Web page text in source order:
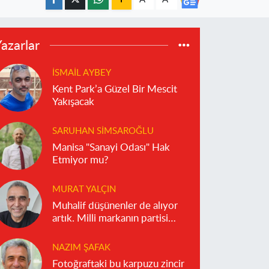
İSMAIL AYBEY
Kent Park’a Güzel Bir Mescit
Yakışacak
SARUHAN SIMSAROĞLU
Manisa "Sanayi Odası" Hak
Etmiyor mu?
MURAT YALÇIN
Muhalif düşünenler de alıyor
artık. Milli markanın partisi
NAZIM ŞAFAK
Fotoğraftaki bu karpuzu zincir